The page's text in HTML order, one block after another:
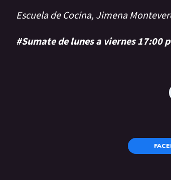
Escuela de Cocina, Jimena
#Sumate de lunes a viernes 17:00